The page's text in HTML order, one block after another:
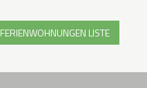
FERIENWOHNUNGEN LISTE